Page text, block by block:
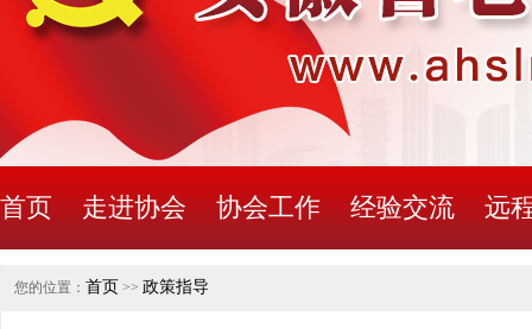
首页 走进协会 协会工作 经验交流 远
您的位置： 首页 >> 政策指导